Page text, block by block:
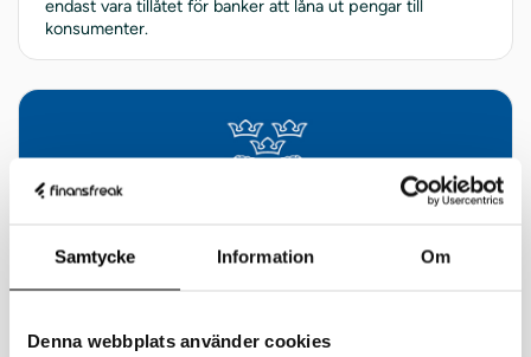
Samtycke Information Om
Denna webbplats använder cookies
endast vara tillåtet för banker att låna ut pengar till
konsumenter.
Riksbanken sänker styrräntan till 2,25 procent